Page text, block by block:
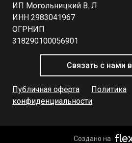
ИП Могольницкий В. Л.
ИНН 2983041967
ОГРНИП
318290100056901
Связать с нами
Публичная оферта
Политика
конфиденциальности
Создано на